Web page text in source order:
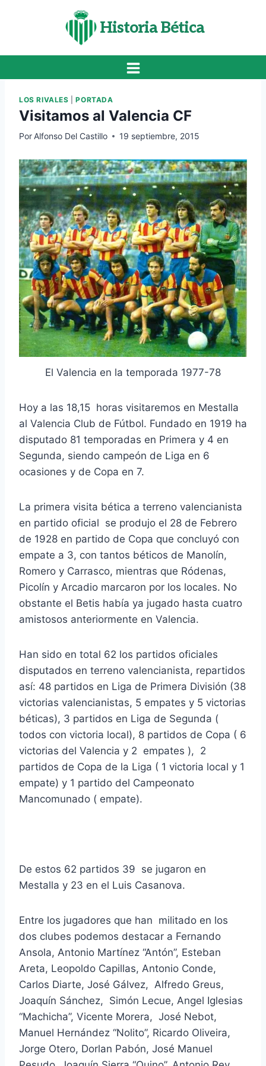
Historia Bética
LOS RIVALES |PORTADA
Visitamos al Valencia CF
Por Alfonso Del Castillo 19 septiembre, 2015
El Valencia en la temporada 1977-78
Hoy a las 18,15 horas visitaremos en Mestalla
al Valencia Club de Fútbol. Fundado en 1919 ha
disputado 81 temporadas en Primera y 4 en
Segunda, siendo campeón de Liga en 6
ocasiones y de Copa en 7.
La primera visita bética a terreno valencianista
en partido oficial se produjo el 28 de Febrero
de 1928 en partido de Copa que concluyó con
empate a 3, con tantos béticos de Manolín,
Romero y Carrasco, mientras que Ródenas,
Picolín y Arcadio marcaron por los locales. No
obstante el Betis había ya jugado hasta cuatro
amistosos anteriormente en Valencia.
Han sido en total 62 los partidos oficiales
disputados en terreno valencianista, repartidos
así: 48 partidos en Liga de Primera División (38
victorias valencianistas, 5 empates y 5 victorias
béticas), 3 partidos en Liga de Segunda (
todos con victoria local), 8 partidos de Copa ( 6
victorias del Valencia y 2 empates ), 2
partidos de Copa de la Liga ( 1 victoria local y 1
empate) y 1 partido del Campeonato
Mancomunado ( empate).
De estos 62 partidos 39 se jugaron en
Mestalla y 23 en el Luis Casanova.
Entre los jugadores que han militado en los
dos clubes podemos destacar a Fernando
Ansola, Antonio Martínez “Antón”, Esteban
Areta, Leopoldo Capillas, Antonio Conde,
Carlos Diarte, José Gálvez, Alfredo Greus,
Joaquín Sánchez, Simón Lecue, Angel Iglesias
“Machicha”, Vicente Morera, José Nebot,
Manuel Hernández “Nolito”, Ricardo Oliveira,
Jorge Otero, Dorlan Pabón, José Manuel